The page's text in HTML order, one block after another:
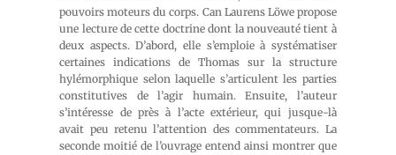
pouvoirs moteurs du corps. Can Laurens Löwe propose
une lecture de cette doctrine dont la nouveauté tient à
deux aspects. D’abord, elle s’emploie à systématiser
certaines indications de Thomas sur la structure
hylémorphique selon laquelle s’articulent les parties
constitutives de l’agir humain. Ensuite, l’auteur
s’intéresse de près à l’acte extérieur, qui jusque-là
avait peu retenu l’attention des commentateurs. La
seconde moitié de l’ouvrage entend ainsi montrer que